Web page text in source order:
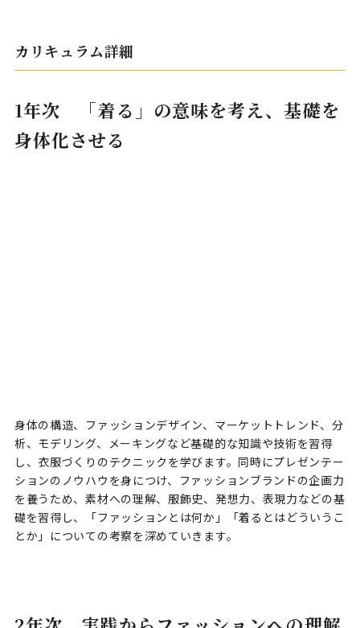
カリキュラム詳細
1年次 「着る」の意味を考え、基礎を
身体化させる
身体の構造、ファッションデザイン、マーケットトレンド、分
析、モデリング、メーキングなど基礎的な知識や技術を習得
し、衣服づくりのテクニックを学びます。同時にプレゼンテー
ションのノウハウを身につけ、ファッションブランドの企画力
を養うため、素材への理解、服飾史、発想力、表現力などの基
礎を習得し、「ファッションとは何か」「着るとはどういうこ
とか」についての考察を深めていきます。